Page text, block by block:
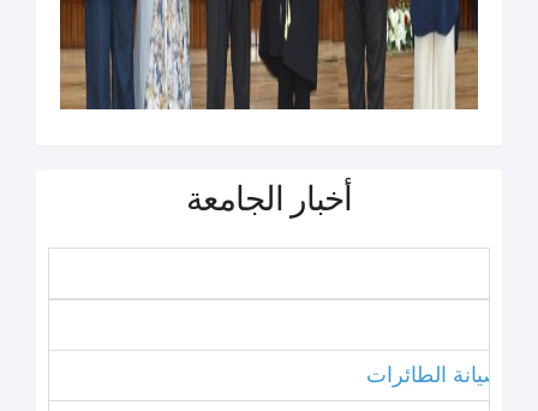
أخبار الجامعة
صيانة الطائرات